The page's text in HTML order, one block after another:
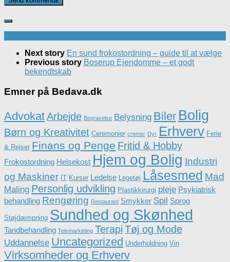
Next story En sund frokostordning – guide til at vælge
Previous story Boserup Ejendomme – et godt
bekendtskab
Emner på Bedava.dk
AdvokatArbejde Begravelse Belysning Biler Bolig
Børn og Kreativitet Ceremonier cremer Dyr Erhverv Ferie
& Rejser Finans og Penge Fritid & Hobby
Frokostordning Helsekost Hjem og Bolig Industri
og Maskiner IT Kurser Ledelse Legetøj Låsesmed Mad
Maling Personlig udvikling Plastikkirurgi pleje Psykiatrisk
behandling Rengøring Restaurant Smykker Spil Sprog
Støjdæmpning Sundhed og Skønhed
Tandbehandling Telemarketing Terapi Tøj og Mode
Uddannelse Uncategorized Underholdning Vin
Virksomheder og Erhverv